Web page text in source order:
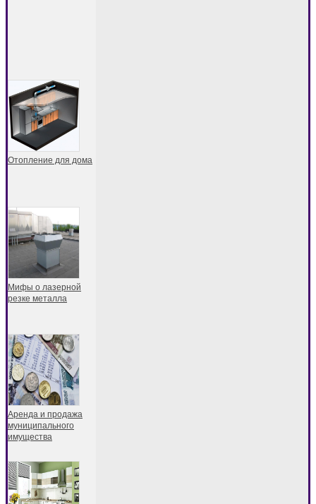
Отопление для дома
Мифы о лазерной
резке металла
Аренда и продажа
муниципального
имущества